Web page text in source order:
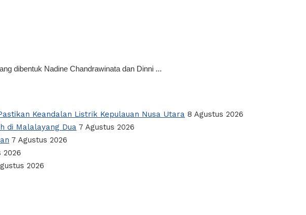
dibentuk Nadine Chandrawinata dan Dinni ...
Keandalan Listrik Kepulauan Nusa Utara 8 Agustus 2026
di Malalayang Dua 7 Agustus 2026
7 Agustus 2026
2026
2026